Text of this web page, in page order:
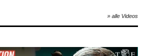
» alle Videos